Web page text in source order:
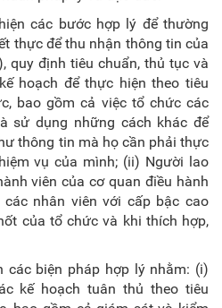
các bước hợp lý để thường
thực để thu nhận thông tin của
quy định tiêu chuẩn, thủ tục và
hoạch để thực hiện theo tiêu
bao gồm cả việc tổ chức các
sử dụng những cách khác để
thông tin mà họ cần phải thực
vụ của mình; (ii) Người lao
viên của cơ quan điều hành
nhân viên với cấp bậc cao
của tổ chức và khi thích hợp,
các biện pháp hợp lý nhằm: (i)
kế hoạch tuân thủ theo tiêu